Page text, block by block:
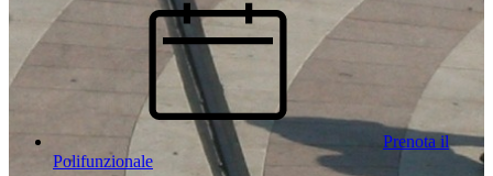
Prenota il
Polifunzionale